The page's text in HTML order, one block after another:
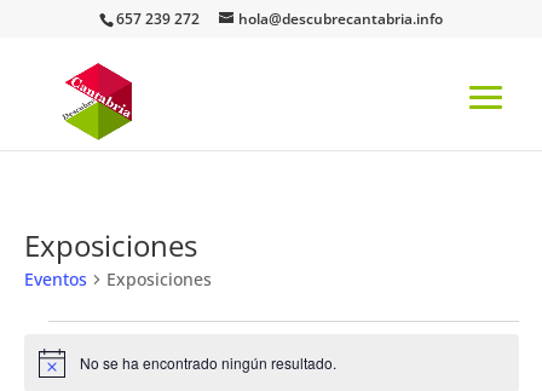
657 239 272 hola@descubrecantabria.info
Exposiciones
Eventos Exposiciones
Eventos
Aviso No se ha encontrado ningún resultado.